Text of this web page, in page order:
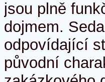
jsou plně
dojmem.
odpovídající
původní